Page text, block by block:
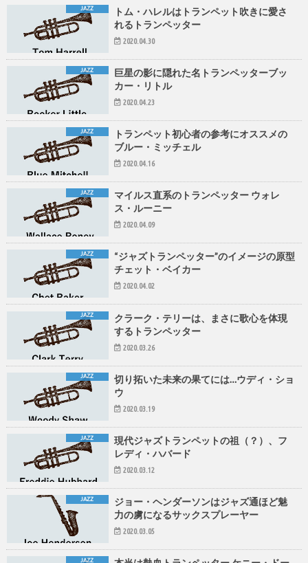
JAZZ
トム・ハレルはトランペット吹きに愛さ
れるトランペッター
2020.04.30
JAZZ
巨星の影に隠れた名トランペッターブッ
カー・リトル
2020.04.23
JAZZ
トランペット初心者の参考にオススメの
ブルー・ミッチェル
2020.04.16
JAZZ
マイルス直系のトランペッター ウォレ
ス・ルーニー
2020.04.09
JAZZ
“ジャズトランペッター”のイメージの原型
チェット・ベイカー
2020.04.02
JAZZ
クラーク・テリーは、まさに歌心を体現
するトランペッター
2020.03.26
JAZZ
切り拓いた未来の果てには…ウディ・ショ
ウ
2020.03.19
JAZZ
現代ジャズトランペットの祖（？）、フ
レディ・ハバード
2020.03.12
JAZZ
ジョー・ヘンダーソンはジャズ通ほど魅
力の虜になるサックスプレーヤー
2020.03.05
JAZZ